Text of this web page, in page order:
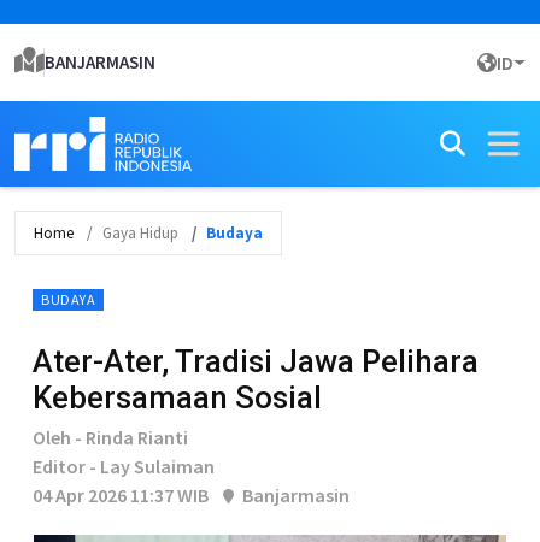
BANJARMASIN ID
Home Gaya Hidup Budaya
BUDAYA
Ater-Ater, Tradisi Jawa Pelihara
Kebersamaan Sosial
Oleh - Rinda Rianti
Editor - Lay Sulaiman
04 Apr 2026 11:37 WIB
Banjarmasin